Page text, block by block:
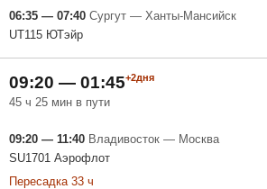
06:35 — 07:40 Сургут — Ханты-Мансийск
UT115 ЮТэйр
09:20 — 01:45+2дня
45 ч 25 мин в пути
09:20 — 11:40 Владивосток — Москва
SU1701 Аэрофлот
Пересадка 33 ч